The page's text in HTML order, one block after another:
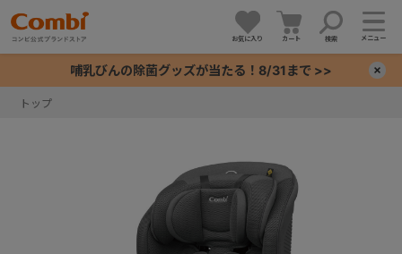
お気に入り カート 検索 メニュー
哺乳びんの除菌グッズが当たる！8/31まで >>
トップ